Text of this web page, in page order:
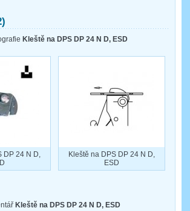
Kleště na DPS DP 24 N D, ESD
DP 24 N D,
Kleště na DPS DP 24 N D,
ESD
Kleště na DPS DP 24 N D, ESD